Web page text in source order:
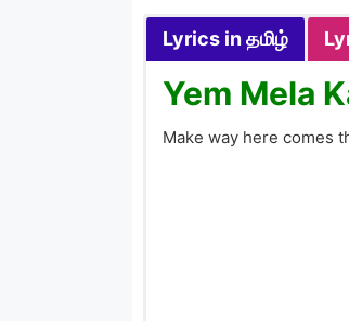
Lyrics in தமிழ்
Yem Mela
Make way here comes